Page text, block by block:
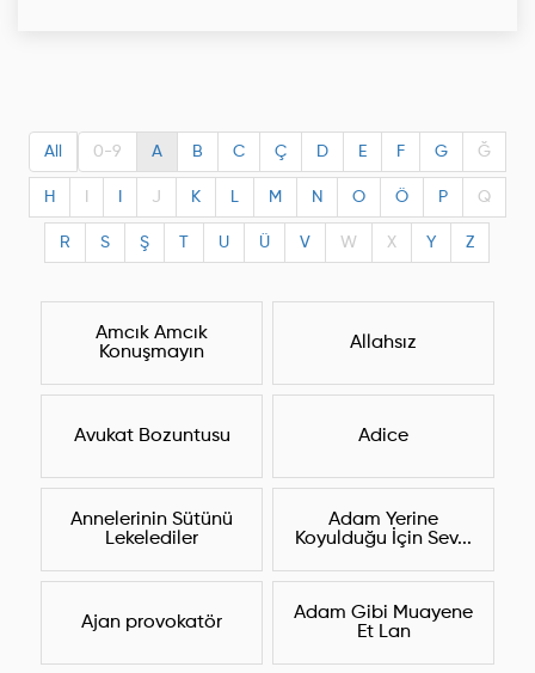
All 0-9 A B C Ç D E F G Ğ
H J K L M N O Ö P Q
R S Ş U Ü V W X Y Z
Amcık Amcık
Konuşmayın
Allahsız
Avukat Bozuntusu Adice
Annelerinin Sütünü
Lekelediler
Adam Yerine
Koyulduğu İçin Sev...
Ajan provokatör
Adam Gibi Muayene
Et Lan